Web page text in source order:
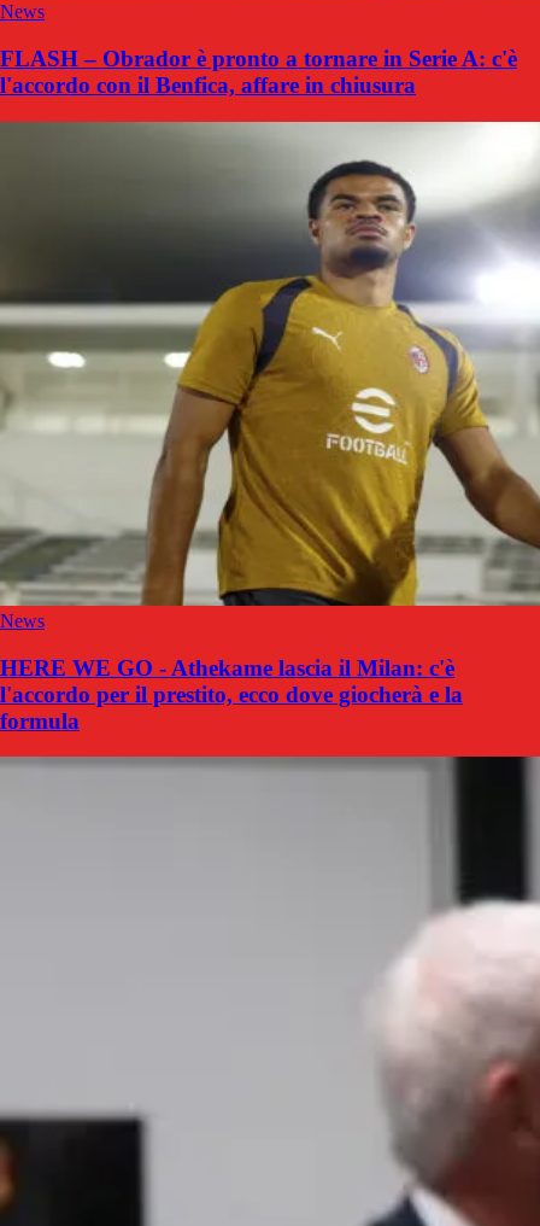
News
FLASH – Obrador è pronto a tornare in Serie A: c'è
l'accordo con il Benfica, affare in chiusura
News
HERE WE GO - Athekame lascia il Milan: c'è
l'accordo per il prestito, ecco dove giocherà e la
formula